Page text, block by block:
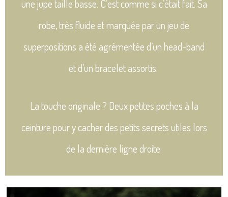
une jupe taille basse. C’est comme si c’était fait. Sa
robe, très fluide et marquée par un jeu de
superpositions a été agrémentée d’un head-band
et d’un bracelet assortis.
La touche originale ? Deux petites poches à la
ceinture pour y cacher des petits secrets utiles lors
de la dernière ligne droite.